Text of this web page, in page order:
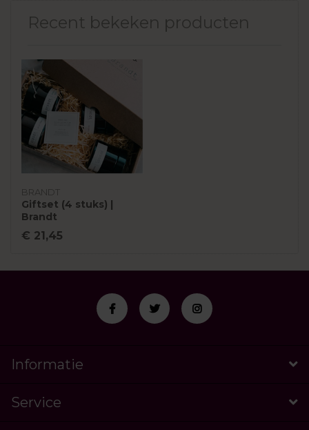
Recent bekeken producten
BRANDT
Giftset (4 stuks) |
Brandt
€ 21,45
Informatie
Service